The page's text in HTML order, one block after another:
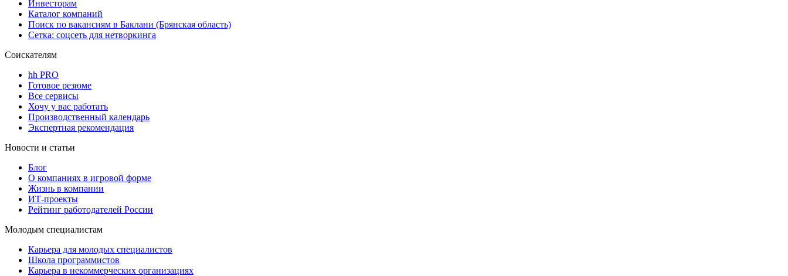
Инвесторам
Каталог компаний
Поиск по вакансиям в Баклани (Брянская область)
Сетка: соцсеть для нетворкинга
Соискателям
hh PRO
Готовое резюме
Все сервисы
Хочу у вас работать
Производственный календарь
Экспертная рекомендация
Новости и статьи
Блог
О компаниях в игровой форме
Жизнь в компании
ИТ-проекты
Рейтинг работодателей России
Молодым специалистам
Карьера для молодых специалистов
Школа программистов
Карьера в некоммерческих организациях